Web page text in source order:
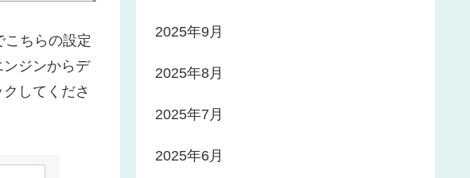
ちらの設定
ジンからデ
してくださ
2025年9月
2025年8月
2025年7月
2025年6月